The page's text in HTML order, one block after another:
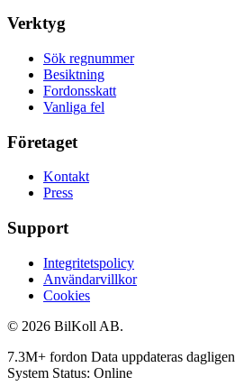
Verktyg
Sök regnummer
Besiktning
Fordonsskatt
Vanliga fel
Företaget
Kontakt
Press
Support
Integritetspolicy
Användarvillkor
Cookies
© 2026 BilKoll AB.
7.3M+ fordon Data uppdateras dagligen
System Status: Online